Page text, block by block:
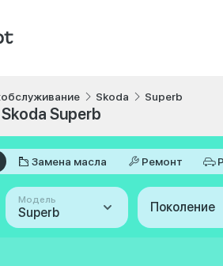
Skoda Superb
Superb
Замена масла Ремонт
Модель
Superb Поколение